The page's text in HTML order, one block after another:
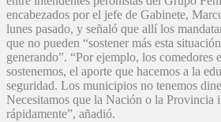
encabezados por el jefe de Gabinete,
lunes pasado, y señaló que allí los
que no pueden “sostener más esta
generando”. “Por ejemplo, los comedores
sostenemos, el aporte que hacemos a la
seguridad. Los municipios no tenemos
Necesitamos que la Nación o la Provincia
rápidamente”, añadió.